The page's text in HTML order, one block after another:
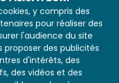
y compris des
pour réaliser des
l'audience du site
proposer des publicités
d'intérêts, des
des vidéos et des
événements de
majeures de la
peintures, dessins,
affiches,
proposent un
économiques,